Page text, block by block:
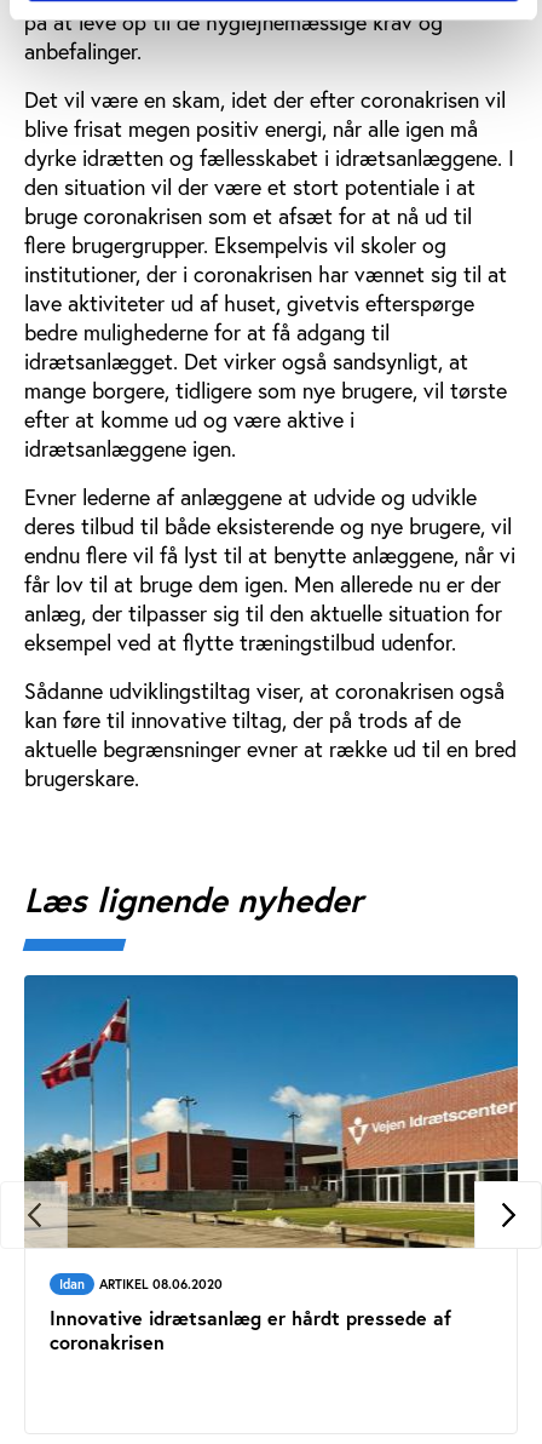
på at leve op til de hygiejnemæssige krav og
anbefalinger.
Det vil være en skam, idet der efter coronakrisen vil
blive frisat megen positiv energi, når alle igen må
dyrke idrætten og fællesskabet i idrætsanlæggene. I
den situation vil der være et stort potentiale i at
bruge coronakrisen som et afsæt for at nå ud til
flere brugergrupper. Eksempelvis vil skoler og
institutioner, der i coronakrisen har vænnet sig til at
lave aktiviteter ud af huset, givetvis efterspørge
bedre mulighederne for at få adgang til
idrætsanlægget. Det virker også sandsynligt, at
mange borgere, tidligere som nye brugere, vil tørste
efter at komme ud og være aktive i
idrætsanlæggene igen.
Evner lederne af anlæggene at udvide og udvikle
deres tilbud til både eksisterende og nye brugere, vil
endnu flere vil få lyst til at benytte anlæggene, når vi
får lov til at bruge dem igen. Men allerede nu er der
anlæg, der tilpasser sig til den aktuelle situation for
eksempel ved at flytte træningstilbud udenfor.
Sådanne udviklingstiltag viser, at coronakrisen også
kan føre til innovative tiltag, der på trods af de
aktuelle begrænsninger evner at række ud til en bred
brugerskare.
Læs lignende nyheder
Idan ARTIKEL 08.06.2020
Innovative idrætsanlæg er hårdt pressede af
coronakrisen